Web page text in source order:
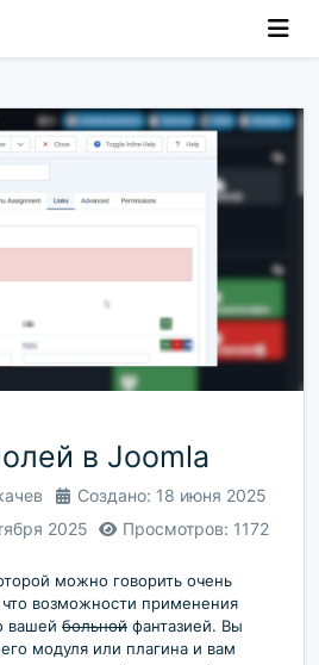
в Joomla
Создано: 18 июня 2025
2025
Просмотров: 1172
можно говорить очень
возможности применения
вашей больной фантазией. Вы
модуля или плагина и вам